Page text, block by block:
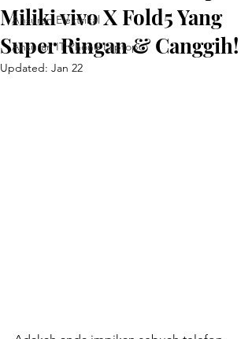
Ansuran Elektrikal
Ansuran IT Phone Laptop
Miliki vivo X Fold5 Yang
Super Ringan & Canggih!
Updated: Jan 22